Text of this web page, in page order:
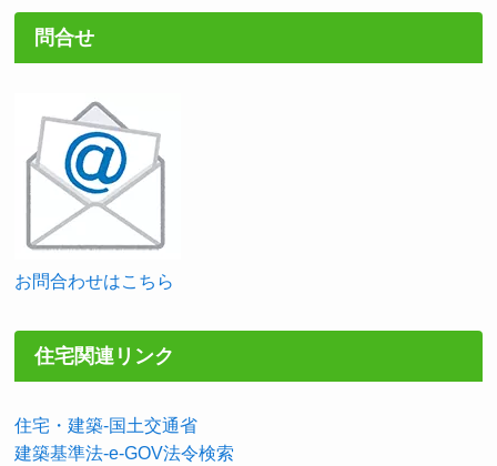
問合せ
お問合わせはこちら
住宅関連リンク
住宅・建築-国土交通省
建築基準法-e-GOV法令検索